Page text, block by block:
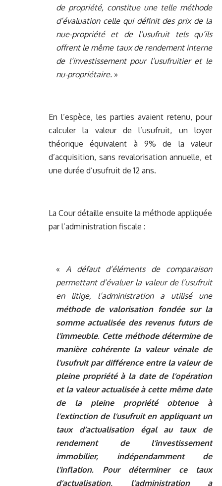
de propriété, constitue une telle méthode
d’évaluation celle qui définit des prix de la
nue-propriété et de l’usufruit tels qu’ils
offrent le même taux de rendement interne
de l’investissement pour l’usufruitier et le
nu-propriétaire. »
En l’espèce, les parties avaient retenu, pour
calculer la valeur de l’usufruit, un loyer
théorique équivalent à 9% de la valeur
d’acquisition, sans revalorisation annuelle, et
une durée d’usufruit de 12 ans.
La Cour détaille ensuite la méthode appliquée
par l’administration fiscale :
« A défaut d’éléments de comparaison
permettant d’évaluer la valeur de l’usufruit
en litige, l’administration a utilisé une
méthode de valorisation fondée sur la
somme actualisée des revenus futurs de
l’immeuble. Cette méthode détermine de
manière cohérente la valeur vénale de
l’usufruit par différence entre la valeur de
pleine propriété à la date de l’opération
et la valeur actualisée à cette même date
de la pleine propriété obtenue à
l’extinction de l’usufruit en appliquant un
taux d’actualisation égal au taux de
rendement de l’investissement
immobilier, indépendamment de
l’inflation. Pour déterminer ce taux
d’actualisation, l’administration a